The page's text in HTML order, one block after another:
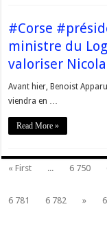
#Corse
ministre du
valoriser
Avant hier, Benoist
viendra en …
Read More »
« First ... 6 750
6 781
6 782 »